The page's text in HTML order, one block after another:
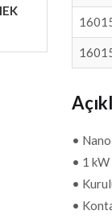
• Nano
• 1
•
•